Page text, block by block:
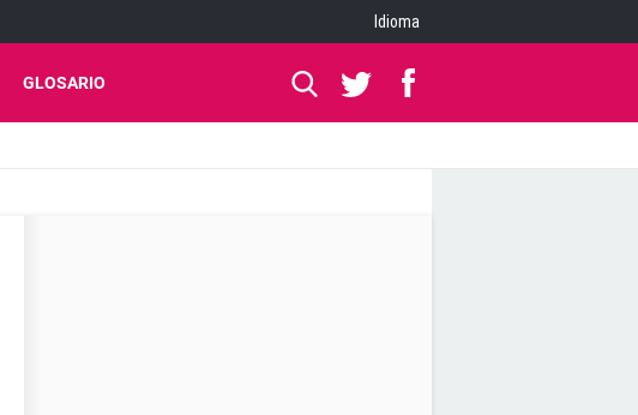
Idioma
GLOSARIO